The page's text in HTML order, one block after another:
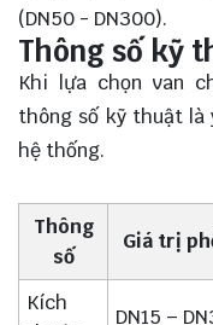
(DN50 - DN300).
Thông số kỹ
Khi lựa chọn van
thông số kỹ thuật là
hệ thống.
Thông
số
Giá trị
Kích
DN15 –